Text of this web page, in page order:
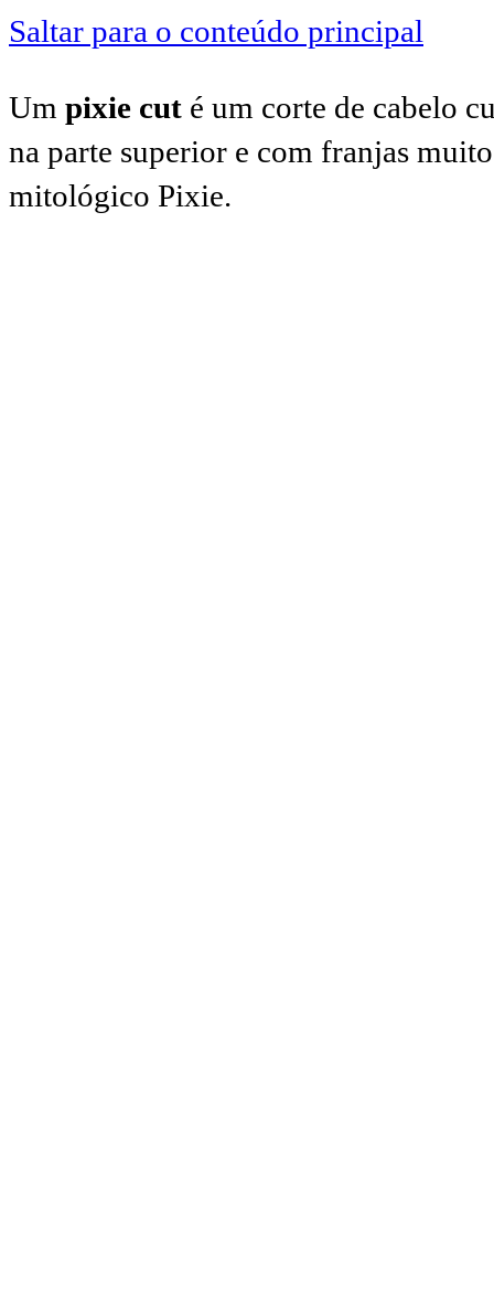
Saltar para o conteúdo principal
Um pixie cut é um corte de cabelo
na parte superior e com franjas
mitológico Pixie.